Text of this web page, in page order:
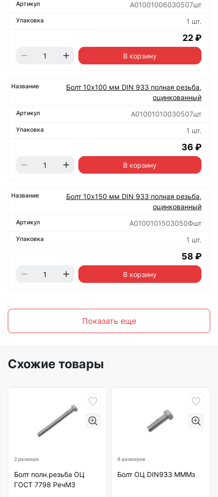
А01001006030507шт
1 шт.
22 ₽
В корзину
Болт 10х100 мм DIN 933 полная резьба,
оцинкованный
А01001010030507шт
1 шт.
36 ₽
В корзину
Болт 10х150 мм DIN 933 полная резьба,
оцинкованный
А0100101503050Фшт
1 шт.
58 ₽
В корзину
Показать еще
Схожие товары
2 размера
Болт полн.резьба ОЦ
ГОСТ 7798 РечМЗ
8 размеров
Болт ОЦ DIN933 МММз